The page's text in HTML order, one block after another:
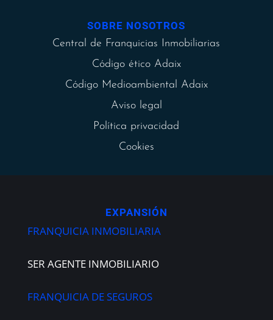
SOBRE NOSOTROS
Central de Franquicias Inmobiliarias
Código ético Adaix
Código Medioambiental Adaix
Aviso legal
Política privacidad
Cookies
EXPANSIÓN
FRANQUICIA INMOBILIARIA
SER AGENTE INMOBILIARIO
FRANQUICIA DE SEGUROS